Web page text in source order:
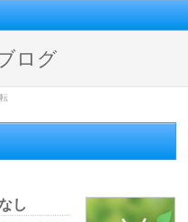
ログ
し